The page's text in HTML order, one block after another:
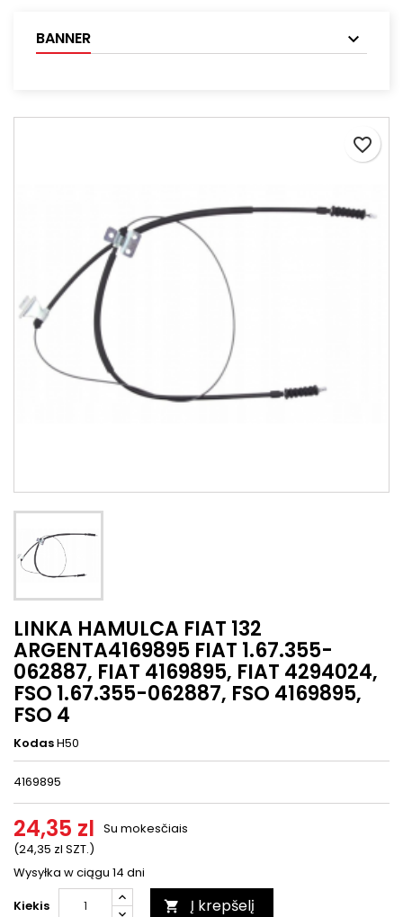
BANNER
favorite_border
LINKA HAMULCA FIAT 132
ARGENTA4169895 FIAT 1.67.355-
062887, FIAT 4169895, FIAT 4294024,
FSO 1.67.355-062887, FSO 4169895,
FSO 4
KodasH50
4169895
24,35 zl
(24,35 zl SZT.)
Su mokesčiais
Wysyłka w ciągu 14 dni
Kiekis
 Į krepšelį